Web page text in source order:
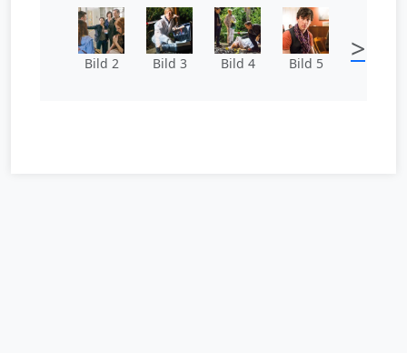
Bild 2 Bild 3 Bild 4 Bild 5 >